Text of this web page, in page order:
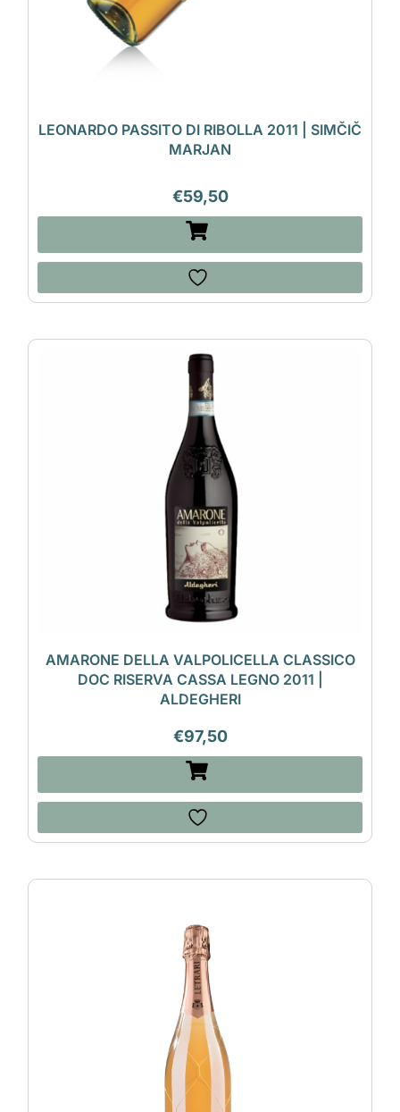
LEONARDO PASSITO DI RIBOLLA 2011 | SIMČIČ
MARJAN
€59,50
AMARONE DELLA VALPOLICELLA CLASSICO
DOC RISERVA CASSA LEGNO 2011 |
ALDEGHERI
€97,50